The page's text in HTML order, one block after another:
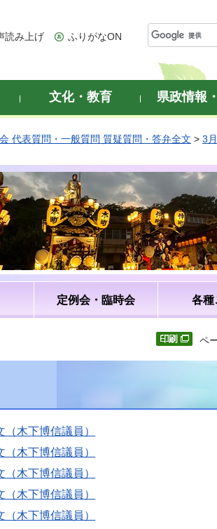
読み上げ ふりがなON
文化・教育 県政情報
代表質問・一般質問 質疑質問・答弁全文 > 3
定例会・臨時会 各種
ペ
木下博信議員）
木下博信議員）
木下博信議員）
木下博信議員）
木下博信議員）